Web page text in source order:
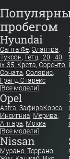
пробегом
Hyundai
Санта Фе, Элантра,
Туксон, Гетц, i20, i40,
ix-35, Крета, Соренто,
Соната, Солярис,
Гранд Старекс
[Все модели]
[
Opel
Astra, ЗафираКорса,
Инсигниа, Мерива,
Антара, Мокка
[Все модели]
Nissan
Мурано, Террано,